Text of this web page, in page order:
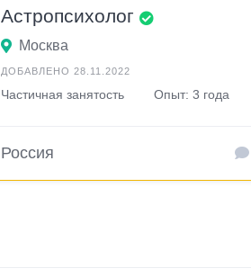
Астропсихолог
Москва
ДОБАВЛЕНО 28.11.2022
Частичная занятость Опыт: 3 года
Россия